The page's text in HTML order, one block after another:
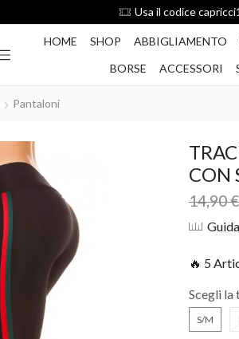
HOME SHOP ABBIGLIAMENTO
BORSE
ACCESSORI
Pantaloni
CON
14,90€
🔥 5
Scegli la
S/M